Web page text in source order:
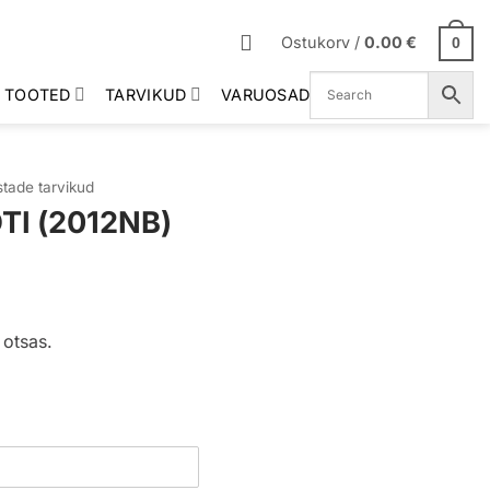
Ostukorv /0.00€ 0
TARVIKUD VARUOSAD
tarvikud
(2012NB)